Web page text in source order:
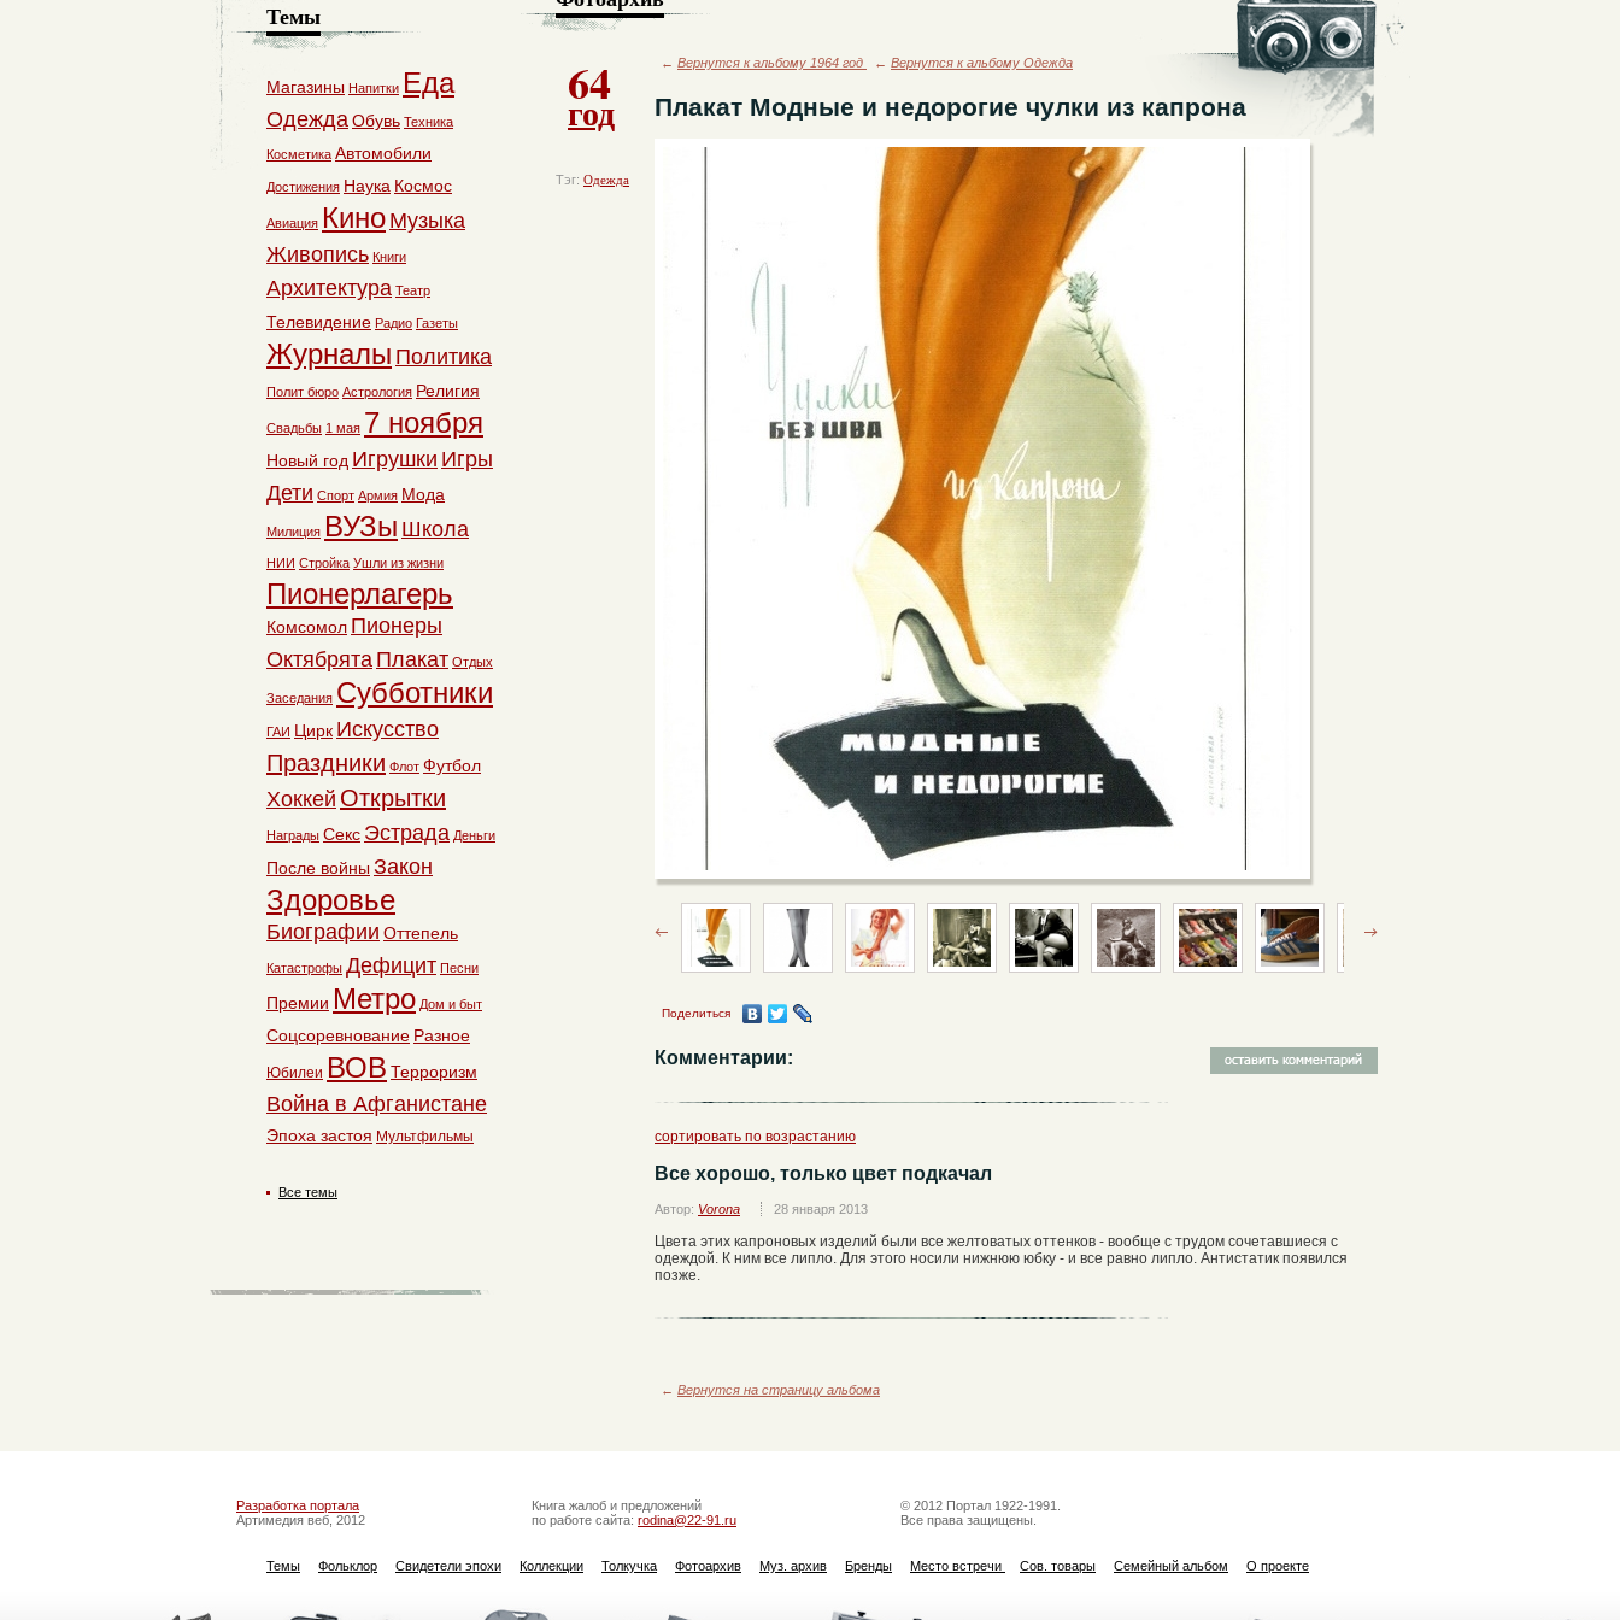
64
год
Тэг: Одежда
← Вернутся к альбому 1964 год ← Вернутся к альбому Одежда
Плакат Модные и недорогие чулки из капрона
Поделиться
Комментарии:
сортировать по возрастанию
Все хорошо, только цвет подкачал
Автор: Vorona 28 января 2013
Цвета этих капроновых изделий были все желтоватых оттенков - вообще с трудом сочетавшиеся с
одеждой. К ним все липло. Для этого носили нижнюю юбку - и все равно липло. Антистатик появился
позже.
← Вернутся на страницу альбома
Темы
Магазины Напитки Еда
ОдеждаОбувь Техника
Косметика Автомобили
Достижения Наука Космос
Авиация Кино Музыка
Живопись Книги
Архитектура Театр
Телевидение Радио Газеты
Журналы Политика
Полит бюро Астрология Религия
Свадьбы 1 мая 7 ноября
Новый год Игрушки Игры
Дети Спорт Армия Мода
Милиция ВУЗы Школа
НИИ Стройка Ушли из жизни
Пионерлагерь
Комсомол Пионеры
Октябрята Плакат Отдых
Заседания Субботники
ГАИ Цирк Искусство
Праздники Флот Футбол
Хоккей Открытки
Награды Секс Эстрада Деньги
После войны Закон
Здоровье
Биографии Оттепель
Катастрофы Дефицит Песни
Премии Метро Дом и быт
Соцсоревнование Разное
Юбилеи ВОВ Терроризм
Война в Афганистане
Эпоха застоя Мультфильмы
Все темы
Разработка портала
Артимедия веб, 2012
Книга жалоб и предложений
по работе сайта: rodina@22-91.ru
© 2012 Портал 1922-1991.
Все права защищены.
Темы Фольклор Свидетели эпохи Коллекции Толкучка Фотоархив Муз. архив Бренды Место встречи Сов. товары Семейный альбом О проекте